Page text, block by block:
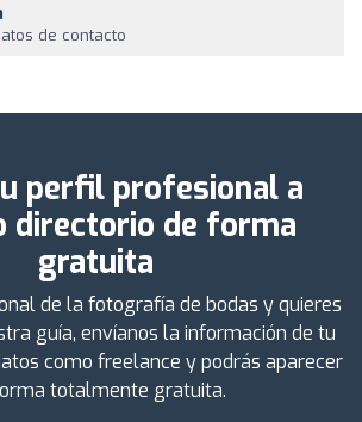
de contacto
perfil profesional a
directorio de forma
gratuita
de la fotografía de bodas y quieres
guía, envíanos la información de tu
como freelance y podrás aparecer
totalmente gratuita.